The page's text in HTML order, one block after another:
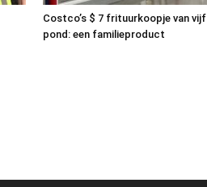
Costco’s $ 7 frituurkoopje van vijf
pond: een familieproduct